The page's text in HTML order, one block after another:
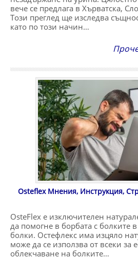
вече се предлага в Хърватска,
Този преглед ще изследва
като по този начин…
Osteflex Мнения, Инструкция,
OsteFlex е изключителен
да помогне в борбата с болките
болки. Остефлекс има изцяло
може да се използва от всеки за
облекчаване на болките…